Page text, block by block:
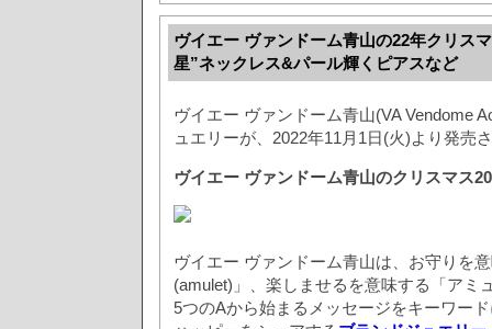
ヴイエー ヴァンドーム青山の22年クリス
星”ネックレス&パール輝くピアスなど
ヴイエー ヴァンドーム青山(VA Vendome
ュエリーが、2022年11月1日(火)より発売
ヴイエー ヴァンドーム青山のクリスマス
ヴイエー ヴァンドーム青山は、お守りを
(amulet)」、楽しませるを意味する「アミ
5つのAから始まるメッセージをキーワー